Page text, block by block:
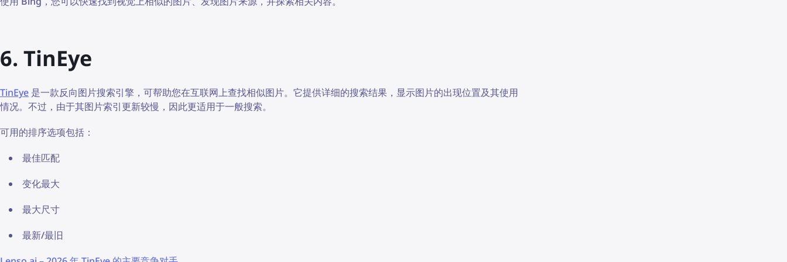
6. TinEye
TinEye 是一款反向图片搜索引擎，可帮助您在互联网上查找相似图片。它提供详细的搜索结果，显示图片的出现位置及其使用
情况。不过，由于其图片索引更新较慢，因此更适用于一般搜索。
可用的排序选项包括：
最佳匹配
变化最大
最大尺寸
最新/最旧